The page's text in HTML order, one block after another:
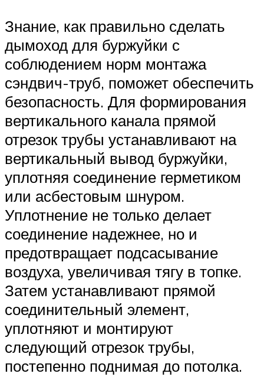
Знание, как правильно сделать
дымоход для буржуйки с
соблюдением норм монтажа
сэндвич-труб, поможет обеспечить
безопасность. Для формирования
вертикального канала прямой
отрезок трубы устанавливают на
вертикальный вывод буржуйки,
уплотняя соединение герметиком
или асбестовым шнуром.
Уплотнение не только делает
соединение надежнее, но и
предотвращает подсасывание
воздуха, увеличивая тягу в топке.
Затем устанавливают прямой
соединительный элемент,
уплотняют и монтируют
следующий отрезок трубы,
постепенно поднимая до потолка.